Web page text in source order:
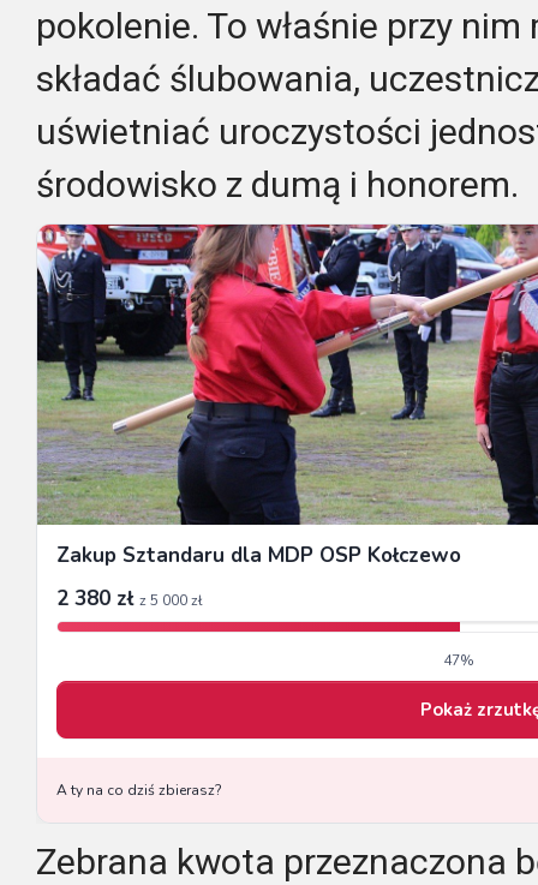
pokolenie. To właśnie przy nim
składać ślubowania,
uświetniać uroczystości
środowisko z dumą i honorem.
Zebrana kwota przeznaczona